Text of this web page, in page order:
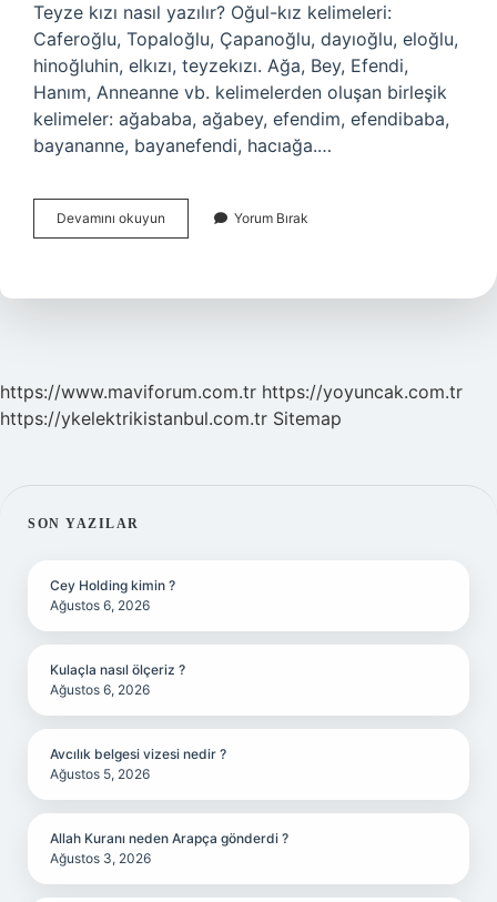
Teyze kızı nasıl yazılır? Oğul-kız kelimeleri:
Caferoğlu, Topaloğlu, Çapanoğlu, dayıoğlu, eloğlu,
hinoğluhin, elkızı, teyzekızı. Ağa, Bey, Efendi,
Hanım, Anneanne vb. kelimelerden oluşan birleşik
kelimeler: ağababa, ağabey, efendim, efendibaba,
bayananne, bayanefendi, hacıağa.…
Devamını okuyun Teyzemin
Oğlu
Yorum Bırak
https://www.maviforum.com.tr https://yoyuncak.com.tr
https://ykelektrikistanbul.com.tr Sitemap
SIDEBAR
SON YAZILAR
Cey Holding kimin ?
Ağustos 6, 2026
Kulaçla nasıl ölçeriz ?
Ağustos 6, 2026
Avcılık belgesi vizesi nedir ?
Ağustos 5, 2026
Allah Kuranı neden Arapça gönderdi ?
Ağustos 3, 2026